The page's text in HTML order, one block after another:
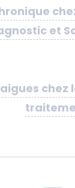
et
chez